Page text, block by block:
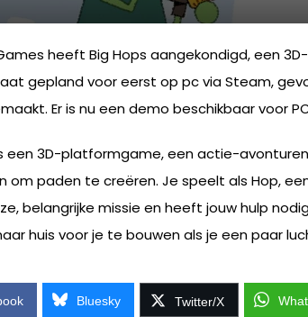
heeft Big Hops aangekondigd, een
gepland voor eerst op pc via Steam,
Er is nu een demo beschikbaar voor
een 3D-platformgame, een actie-
om paden te creëren. Je speelt als Hop,
belangrijke missie en heeft jouw hulp
huis voor je te bouwen als je een paar
Bluesky Twitter/X